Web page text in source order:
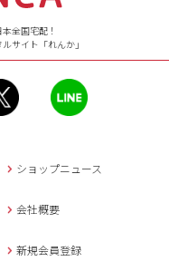
全国宅配！
サイト「れんか」
ショップニュース
会社概要
新規会員登録